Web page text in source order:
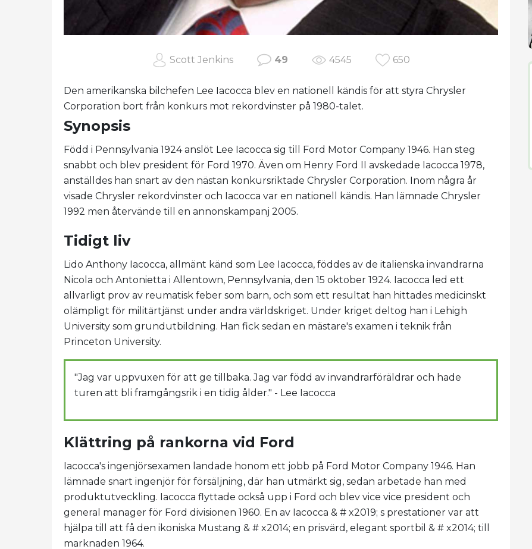
Scott Jenkins 49 4545 650
Den amerikanska bilchefen Lee Iacocca blev en nationell kändis för att styra Chrysler
Corporation bort från konkurs mot rekordvinster på 1980-talet.
Synopsis
Född i Pennsylvania 1924 anslöt Lee Iacocca sig till Ford Motor Company 1946. Han steg
snabbt och blev president för Ford 1970. Även om Henry Ford II avskedade Iacocca 1978,
anställdes han snart av den nästan konkursriktade Chrysler Corporation. Inom några år
visade Chrysler rekordvinster och Iacocca var en nationell kändis. Han lämnade Chrysler
1992 men återvände till en annonskampanj 2005.
Tidigt liv
Lido Anthony Iacocca, allmänt känd som Lee Iacocca, föddes av de italienska invandrarna
Nicola och Antonietta i Allentown, Pennsylvania, den 15 oktober 1924. Iacocca led ett
allvarligt prov av reumatisk feber som barn, och som ett resultat han hittades medicinskt
olämpligt för militärtjänst under andra världskriget. Under kriget deltog han i Lehigh
University som grundutbildning. Han fick sedan en mästare's examen i teknik från
Princeton University.
"Jag var uppvuxen för att ge tillbaka. Jag var född av invandrarföräldrar och hade
turen att bli framgångsrik i en tidig ålder." - Lee Iacocca
Klättring på rankorna vid Ford
Iacocca's ingenjörsexamen landade honom ett jobb på Ford Motor Company 1946. Han
lämnade snart ingenjör för försäljning, där han utmärkt sig, sedan arbetade han med
produktutveckling. Iacocca flyttade också upp i Ford och blev vice vice president och
general manager för Ford divisionen 1960. En av Iacocca & # x2019; s prestationer var att
hjälpa till att få den ikoniska Mustang & # x2014; en prisvärd, elegant sportbil & # x2014; till
marknaden 1964.